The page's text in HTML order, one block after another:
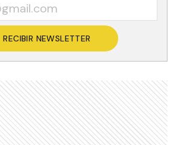
RECIBIR NEWSLETTER